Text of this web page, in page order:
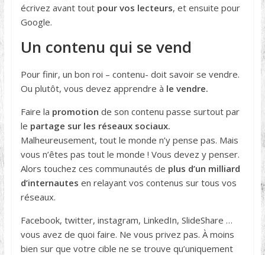
écrivez avant tout pour vos lecteurs, et ensuite pour
Google.
Un contenu qui se vend
Pour finir, un bon roi – contenu- doit savoir se vendre.
Ou plutôt, vous devez apprendre à le vendre.
Faire la promotion de son contenu passe surtout par
le partage sur les réseaux sociaux.
Malheureusement, tout le monde n’y pense pas. Mais
vous n’êtes pas tout le monde ! Vous devez y penser.
Alors touchez ces communautés de plus d’un milliard
d’internautes en relayant vos contenus sur tous vos
réseaux.
Facebook, twitter, instagram, LinkedIn, SlideShare …
vous avez de quoi faire. Ne vous privez pas. À moins
bien sur que votre cible ne se trouve qu’uniquement